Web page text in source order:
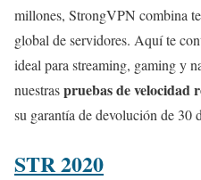
millones, StrongVPN combina
global de servidores. Aquí te
ideal para streaming, gaming y
nuestraspruebas de velocidad
su garantía de devolución de 30
STR 2020